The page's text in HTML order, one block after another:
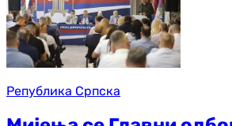
Република Српска